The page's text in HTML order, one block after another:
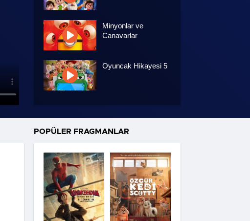
Minyonlar ve
Canavarlar
Oyuncak Hikayesi 5
Hannas 3
POPÜLER FRAGMANLAR